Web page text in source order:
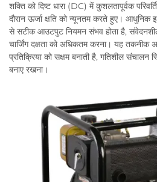
शक्ति को दिष्ट धारा (DC) में कुशलतापूर्वक
दौरान ऊर्जा क्षति को न्यूनतम करते हुए। आधुनिक
से सटीक आउटपुट नियमन संभव होता है, संवेदनशील
चार्जिंग दक्षता को अधिकतम करना। यह तकनीक
प्रतिक्रिया को सक्षम बनाती है, गतिशील संचालन
बनाए रखना।